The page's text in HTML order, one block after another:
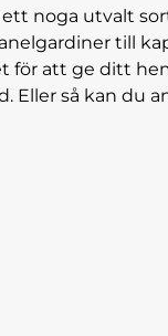
noga utvalt
till
att ge ditt
Eller så kan du